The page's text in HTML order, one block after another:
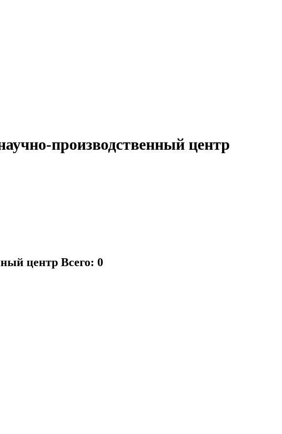
производственный центр
центр Всего: 0